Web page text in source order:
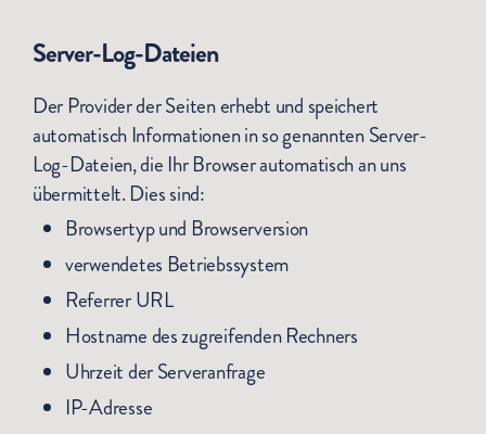
Server-Log-Dateien
Der Provider der Seiten erhebt und speichert
automatisch Informationen in so genannten Server-
Log-Dateien, die Ihr Browser automatisch an uns
übermittelt. Dies sind:
Browsertyp und Browserversion
verwendetes Betriebssystem
Referrer URL
Hostname des zugreifenden Rechners
Uhrzeit der Serveranfrage
IP-Adresse